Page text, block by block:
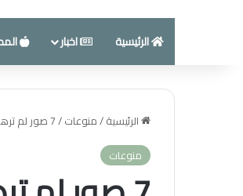
الرئيسية اخبار
الرئيسية/منوعات/7 صور لم ترها من قبل.. الذكاء الاصطناعي يتخيل شكل عجائب الدنيا السبع
منوعات